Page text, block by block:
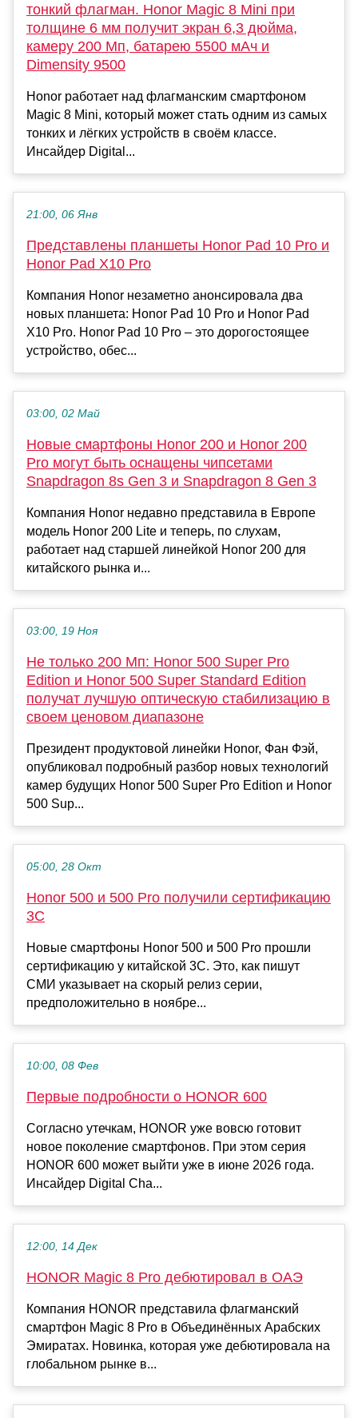
тонкий флагман. Honor Magic 8 Mini при
толщине 6 мм получит экран 6,3 дюйма,
камеру 200 Мп, батарею 5500 мАч и
Dimensity 9500
Honor работает над флагманским смартфоном
Magic 8 Mini, который может стать одним из самых
тонких и лёгких устройств в своём классе.
Инсайдер Digital...
21:00, 06 Янв
Представлены планшеты Honor Pad 10 Pro и
Honor Pad X10 Pro
Компания Honor незаметно анонсировала два
новых планшета: Honor Pad 10 Pro и Honor Pad
X10 Pro. Honor Pad 10 Pro – это дорогостоящее
устройство, обес...
03:00, 02 Май
Новые смартфоны Honor 200 и Honor 200
Pro могут быть оснащены чипсетами
Snapdragon 8s Gen 3 и Snapdragon 8 Gen 3
Компания Honor недавно представила в Европе
модель Honor 200 Lite и теперь, по слухам,
работает над старшей линейкой Honor 200 для
китайского рынка и...
03:00, 19 Ноя
Не только 200 Мп: Honor 500 Super Pro
Edition и Honor 500 Super Standard Edition
получат лучшую оптическую стабилизацию в
своем ценовом диапазоне
Президент продуктовой линейки Honor, Фан Фэй,
опубликовал подробный разбор новых технологий
камер будущих Honor 500 Super Pro Edition и Honor
500 Sup...
05:00, 28 Окт
Honor 500 и 500 Pro получили сертификацию
3C
Новые смартфоны Honor 500 и 500 Pro прошли
сертификацию у китайской 3C. Это, как пишут
СМИ указывает на скорый релиз серии,
предположительно в ноябре...
10:00, 08 Фев
Первые подробности о HONOR 600
Согласно утечкам, HONOR уже вовсю готовит
новое поколение смартфонов. При этом серия
HONOR 600 может выйти уже в июне 2026 года.
Инсайдер Digital Cha...
12:00, 14 Дек
HONOR Magic 8 Pro дебютировал в ОАЭ
Компания HONOR представила флагманский
смартфон Magic 8 Pro в Объединённых Арабских
Эмиратах. Новинка, которая уже дебютировала на
глобальном рынке в...